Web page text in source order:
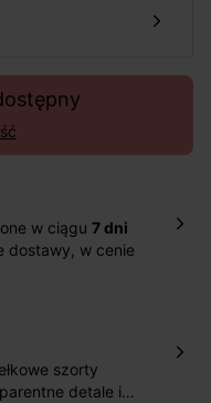
w ciągu 7 dni
dostawy, w cenie
paczkomatu , a
szorty
detale i